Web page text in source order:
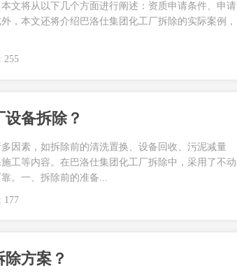
文将从以下几个方面进行阐述：资质申请条件、申请
，本文还将介绍巴洛仕集团化工厂拆除的实际案例，
255
备拆除？
因素，如拆除前的清洗置换、设备回收、污泥减量
工等内容。在巴洛仕集团化工厂拆除中，采用了不动
。一、拆除前的准备...
177
方案？